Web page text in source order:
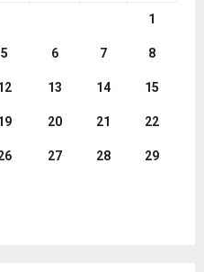
1
5 6 7 8
13 14 15
20 21 22
27 28 29